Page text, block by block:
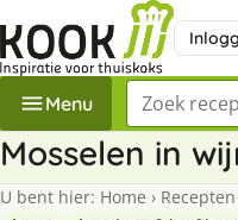
Menu Zoek een
Mosselen in
U bent hier: Home › Recepten